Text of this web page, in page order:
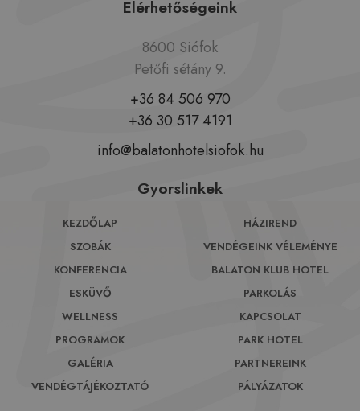
Elérhetőségeink
8600 Siófok
Petőfi sétány 9.
+36 84 506 970
+36 30 517 4191
info@balatonhotelsiofok.hu
Gyorslinkek
KEZDŐLAP
SZOBÁK
KONFERENCIA
ESKÜVŐ
WELLNESS
PROGRAMOK
GALÉRIA
VENDÉGTÁJÉKOZTATÓ
HÁZIREND
VENDÉGEINK VÉLEMÉNYE
BALATON KLUB HOTEL
PARKOLÁS
KAPCSOLAT
PARK HOTEL
PARTNEREINK
PÁLYÁZATOK